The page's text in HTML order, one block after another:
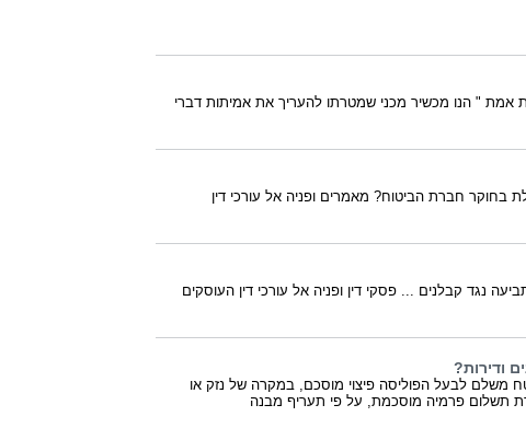
אמת " הנו מכשיר מכני שמטרתו להעריך את אמיתות דברי
בחוקר חברת הביטוח? מאמרים ופניה אל עורכי דין
נגד קבלנים ... פסקי דין ופניה אל עורכי דין העוסקים
ודירות?
משלם לבעל הפוליסה פיצוי מוסכם, במקרה של נזק או
תשלום פרמיה מוסכמת, על פי תעריף מבנה